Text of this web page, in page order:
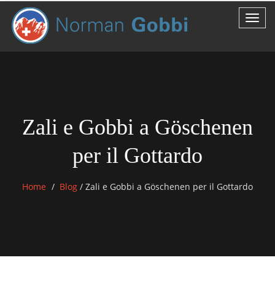
Zali e Gobbi a Göschenen
per il Gottardo
Home Blog / Zali e Gobbi a Göschenen per il Gottardo